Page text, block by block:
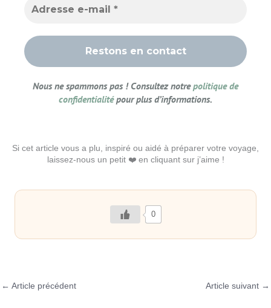
Nous ne spammons pas ! Consultez notrepolitique de
confidentialitépour plus d’informations.
Si cet article vous a plu, inspiré ou aidé à préparer votre voyage,
laissez-nous un petit ❤️ en cliquant sur j’aime !
0
← Article précédent Article suivant →